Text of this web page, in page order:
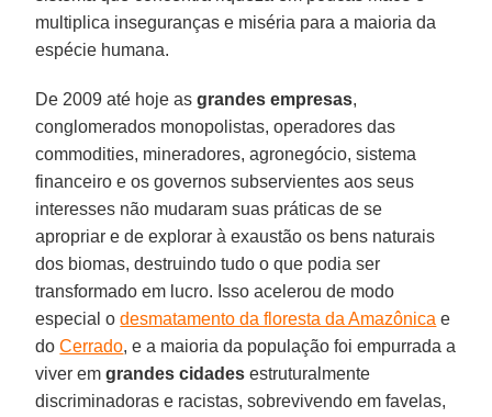
multiplica inseguranças e miséria para a maioria da
espécie humana.
De 2009 até hoje asgrandes empresas,
conglomerados monopolistas, operadores das
commodities, mineradores, agronegócio, sistema
financeiro e os governos subservientes aos seus
interesses não mudaram suas práticas de se
apropriar e de explorar à exaustão os bens naturais
dos biomas, destruindo tudo o que podia ser
transformado em lucro. Isso acelerou de modo
especial odesmatamento da floresta da Amazônica e
doCerrado, e a maioria da população foi empurrada a
viver emgrandes cidades estruturalmente
discriminadoras e racistas, sobrevivendo em favelas,